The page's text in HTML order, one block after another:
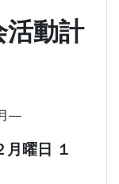
活動計
―
月曜日 １